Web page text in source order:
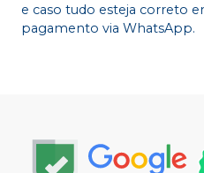
e caso tudo esteja correto
pagamento via WhatsApp.